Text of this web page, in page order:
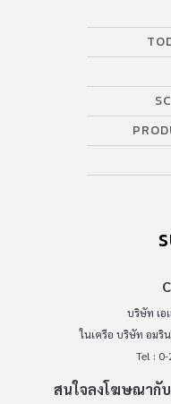
บริษัท เอ
ในเครือ บริษัท อมริ
Tel :
สนใจลงโฆษณากับ